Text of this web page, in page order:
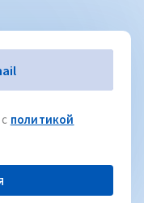
политикой